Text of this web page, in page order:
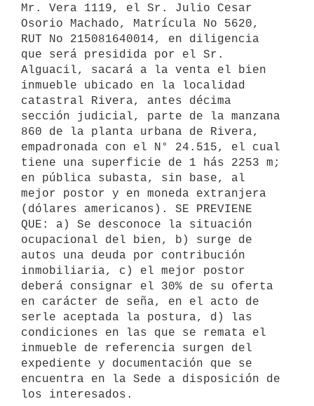
Mr. Vera 1119, el Sr. Julio Cesar
Osorio Machado, Matrícula No 5620,
RUT No 215081640014, en diligencia
que será presidida por el Sr.
Alguacil, sacará a la venta el bien
inmueble ubicado en la localidad
catastral Rivera, antes décima
sección judicial, parte de la manzana
860 de la planta urbana de Rivera,
empadronada con el N° 24.515, el cual
tiene una superficie de 1 hás 2253 m;
en pública subasta, sin base, al
mejor postor y en moneda extranjera
(dólares americanos). SE PREVIENE
QUE: a) Se desconoce la situación
ocupacional del bien, b) surge de
autos una deuda por contribución
inmobiliaria, c) el mejor postor
deberá consignar el 30% de su oferta
en carácter de seña, en el acto de
serle aceptada la postura, d) las
condiciones en las que se remata el
inmueble de referencia surgen del
expediente y documentación que se
encuentra en la Sede a disposición de
los interesados.